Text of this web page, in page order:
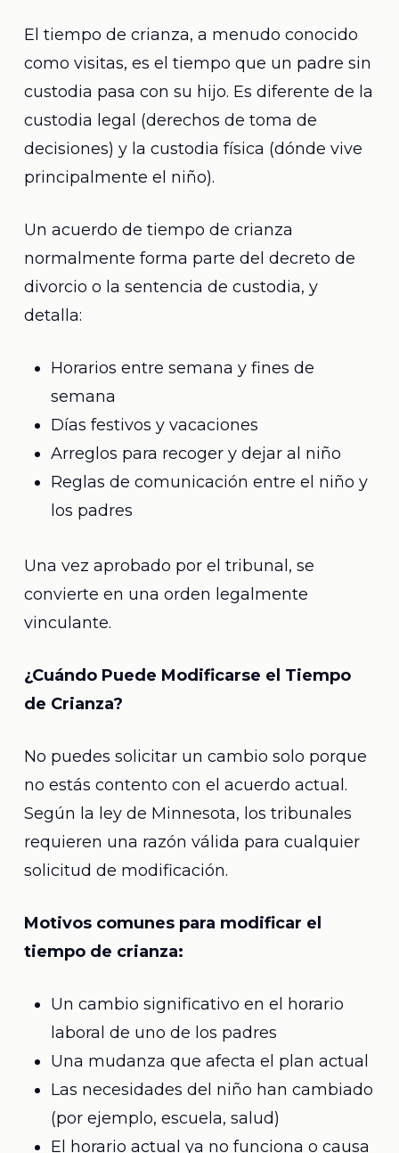
El tiempo de crianza, a menudo conocido
como visitas, es el tiempo que un padre sin
custodia pasa con su hijo. Es diferente de la
custodia legal (derechos de toma de
decisiones) y la custodia física (dónde vive
principalmente el niño).
Un acuerdo de tiempo de crianza
normalmente forma parte del decreto de
divorcio o la sentencia de custodia, y
detalla:
Horarios entre semana y fines de
semana
Días festivos y vacaciones
Arreglos para recoger y dejar al niño
Reglas de comunicación entre el niño y
los padres
Una vez aprobado por el tribunal, se
convierte en una orden legalmente
vinculante.
¿Cuándo Puede Modificarse el Tiempo
de Crianza?
No puedes solicitar un cambio solo porque
no estás contento con el acuerdo actual.
Según la ley de Minnesota, los tribunales
requieren una razón válida para cualquier
solicitud de modificación.
Motivos comunes para modificar el
tiempo de crianza:
Un cambio significativo en el horario
laboral de uno de los padres
Una mudanza que afecta el plan actual
Las necesidades del niño han cambiado
(por ejemplo, escuela, salud)
El horario actual ya no funciona o causa